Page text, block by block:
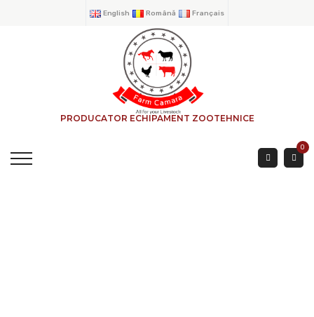
English Română Français
PRODUCATOR ECHIPAMENT ZOOTEHNICE
0